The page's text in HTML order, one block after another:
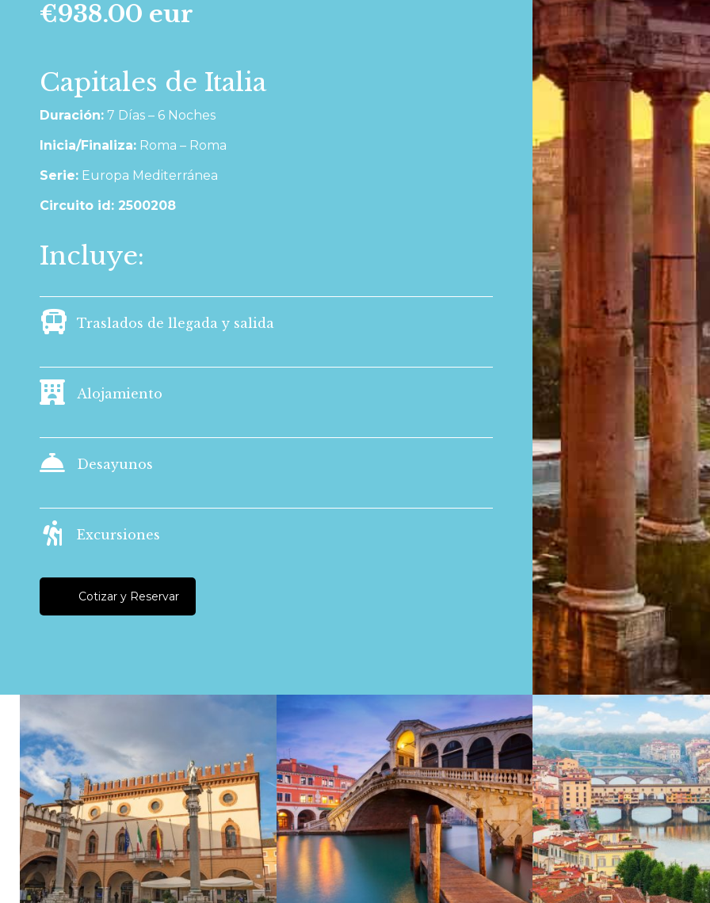
€938.00 eur
Capitales de Italia
Duración: 7 Días – 6 Noches
Inicia/Finaliza: Roma – Roma
Serie: Europa Mediterránea
Circuito id: 2500208
Incluye:
Traslados de llegada y salida
Alojamiento
Desayunos
Excursiones
Cotizar y Reservar